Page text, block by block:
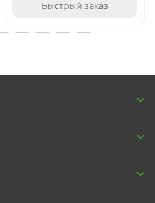
Быстрый заказ